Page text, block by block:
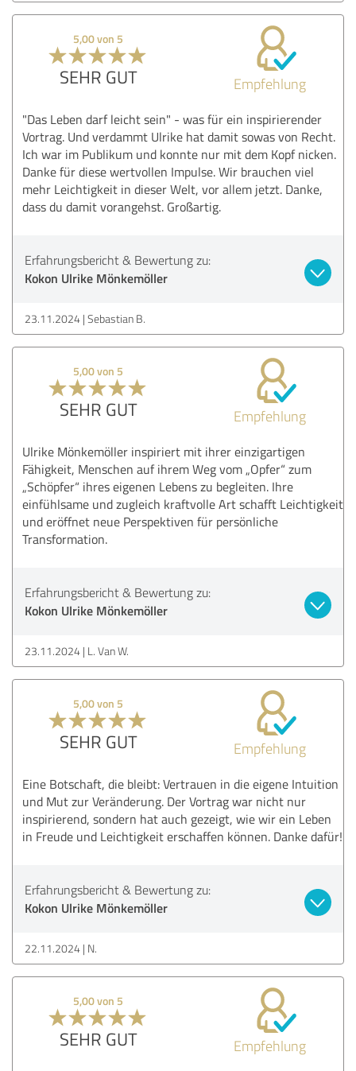
5,00 von 5
SEHR GUT Empfehlung
"Das Leben darf leicht sein" - was für ein inspirierender
Vortrag. Und verdammt Ulrike hat damit sowas von Recht.
Ich war im Publikum und konnte nur mit dem Kopf nicken.
Danke für diese wertvollen Impulse. Wir brauchen viel
mehr Leichtigkeit in dieser Welt, vor allem jetzt. Danke,
dass du damit vorangehst. Großartig.
Erfahrungsbericht & Bewertung zu:
Kokon Ulrike Mönkemöller
23.11.2024 Sebastian B.
5,00 von 5
SEHR GUT Empfehlung
Ulrike Mönkemöller inspiriert mit ihrer einzigartigen
Fähigkeit, Menschen auf ihrem Weg vom „Opfer“ zum
„Schöpfer“ ihres eigenen Lebens zu begleiten. Ihre
einfühlsame und zugleich kraftvolle Art schafft Leichtigkeit
und eröffnet neue Perspektiven für persönliche
Transformation.
Erfahrungsbericht & Bewertung zu:
Kokon Ulrike Mönkemöller
23.11.2024 L. Van W.
5,00 von 5
SEHR GUT Empfehlung
Eine Botschaft, die bleibt: Vertrauen in die eigene Intuition
und Mut zur Veränderung. Der Vortrag war nicht nur
inspirierend, sondern hat auch gezeigt, wie wir ein Leben
in Freude und Leichtigkeit erschaffen können. Danke dafür!
Erfahrungsbericht & Bewertung zu:
Kokon Ulrike Mönkemöller
22.11.2024 N.
5,00 von 5
SEHR GUT Empfehlung